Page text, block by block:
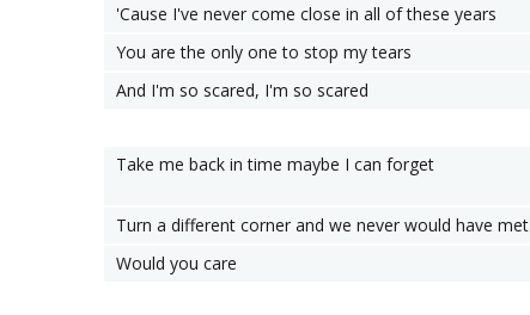
'Cause I've never come close in all of these years
You are the only one to stop my tears
And I'm so scared, I'm so scared
Take me back in time maybe I can forget
Turn a different corner and we never would have met
Would you care